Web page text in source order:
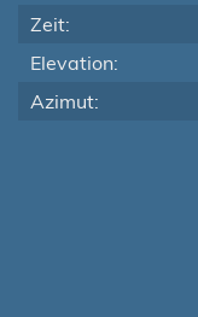
Zeit:
Elevation:
Azimut: